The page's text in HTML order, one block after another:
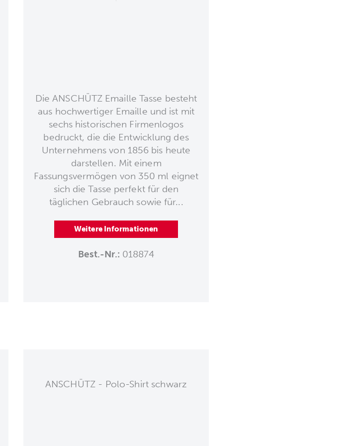
Die ANSCHÜTZ Emaille Tasse besteht
aus hochwertiger Emaille und ist mit
sechs historischen Firmenlogos
bedruckt, die die Entwicklung des
Unternehmens von 1856 bis heute
darstellen. Mit einem
Fassungsvermögen von 350 ml eignet
sich die Tasse perfekt für den
täglichen Gebrauch sowie für...
Weitere Informationen
Best.-Nr.: 018874
ANSCHÜTZ - Polo-Shirt schwarz